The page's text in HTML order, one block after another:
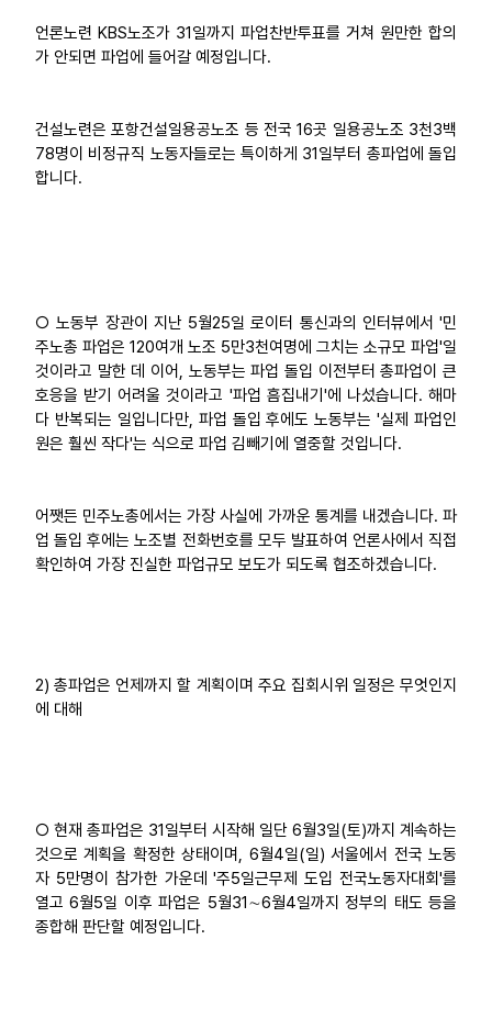
언론노련 KBS노조가 31일까지 파업찬반투표를 거쳐 원만한 합의
가 안되면 파업에 들어갈 예정입니다.
건설노련은 포항건설일용공노조 등 전국 16곳 일용공노조 3천3백
78명이 비정규직 노동자들로는 특이하게 31일부터 총파업에 돌입
합니다.
○ 노동부 장관이 지난 5월25일 로이터 통신과의 인터뷰에서 '민
주노총 파업은 120여개 노조 5만3천여명에 그치는 소규모 파업'일
것이라고 말한 데 이어, 노동부는 파업 돌입 이전부터 총파업이 큰
호응을 받기 어려울 것이라고 '파업 흠집내기'에 나섰습니다. 해마
다 반복되는 일입니다만, 파업 돌입 후에도 노동부는 '실제 파업인
원은 훨씬 작다'는 식으로 파업 김빼기에 열중할 것입니다.
어쨋든 민주노총에서는 가장 사실에 가까운 통계를 내겠습니다. 파
업 돌입 후에는 노조별 전화번호를 모두 발표하여 언론사에서 직접
확인하여 가장 진실한 파업규모 보도가 되도록 협조하겠습니다.
2) 총파업은 언제까지 할 계획이며 주요 집회시위 일정은 무엇인지
에 대해
○ 현재 총파업은 31일부터 시작해 일단 6월3일(토)까지 계속하는
것으로 계획을 확정한 상태이며, 6월4일(일) 서울에서 전국 노동
자 5만명이 참가한 가운데 '주5일근무제 도입 전국노동자대회'를
열고 6월5일 이후 파업은 5월31∼6월4일까지 정부의 태도 등을
종합해 판단할 예정입니다.